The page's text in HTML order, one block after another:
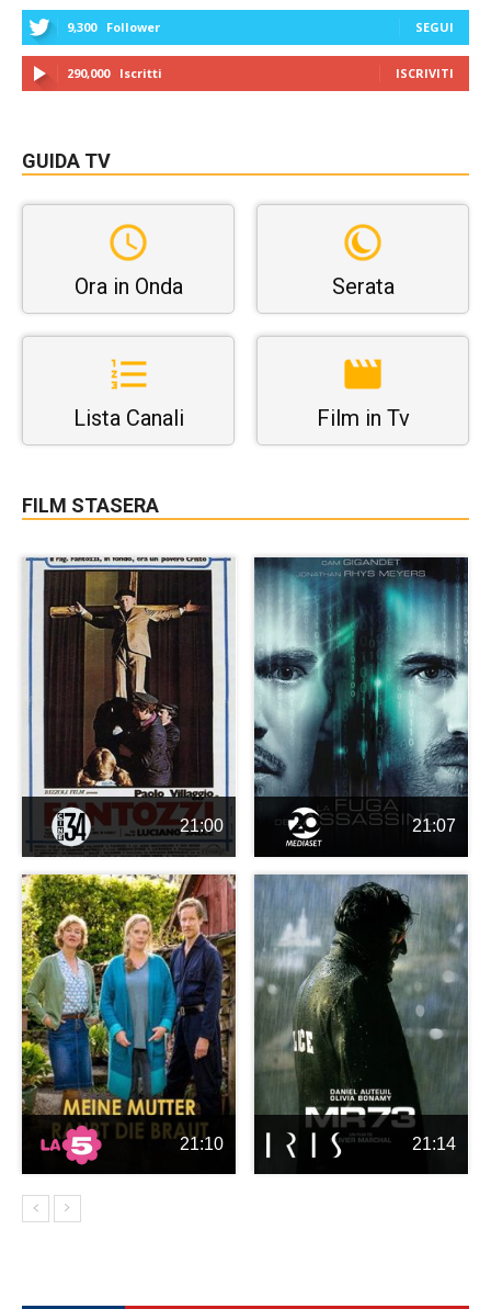
9,300 Follower SEGUI
290,000 Iscritti ISCRIVITI
GUIDA TV
Ora in Onda Serata
Lista Canali Film in Tv
FILM STASERA
21:00 21:07
21:10 21:14